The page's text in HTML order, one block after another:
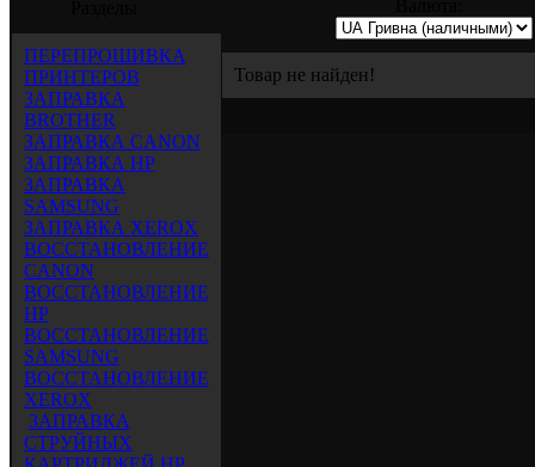
ПЕРЕПРОШИВКА
ПРИНТЕРОВ
ЗАПРАВКА
BROTHER
ЗАПРАВКА CANON
ЗАПРАВКА HP
ЗАПРАВКА
SAMSUNG
ЗАПРАВКА XEROX
ВОССТАНОВЛЕНИЕ
CANON
ВОССТАНОВЛЕНИЕ
HP
ВОССТАНОВЛЕНИЕ
SAMSUNG
ВОССТАНОВЛЕНИЕ
XEROX
ЗАПРАВКА
СТРУЙНЫХ
Товар не найден!